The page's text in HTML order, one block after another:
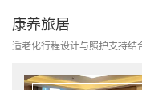
康养旅居
适老化行程设计与照护支持结